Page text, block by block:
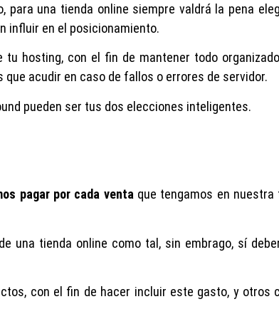
una tienda online siempre valdrá la pena
influir en el posicionamiento.
hosting, con el fin de mantener todo
acudir en caso de fallos o errores de servidor.
pueden ser tus dos elecciones inteligentes.
pagar por cada ventaque tengamos en nuestra
una tienda online como tal, sin embrago, sí
con el fin de hacer incluir este gasto, y otros